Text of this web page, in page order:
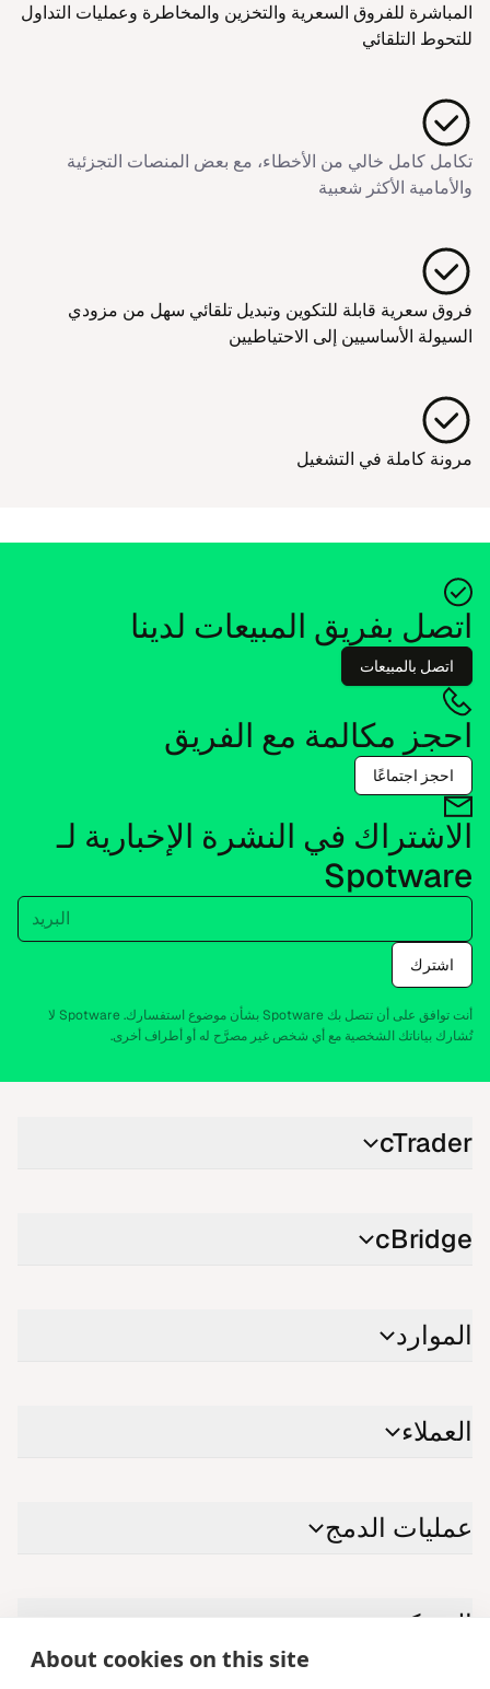
About cookies on this site
المباشرة للفروق السعرية والتخزين والمخاطرة وعمليات التداول
للتحوط التلقائي
تكامل كامل خالي من الأخطاء، مع بعض المنصات التجزئية
والأمامية الأكثر شعبية
فروق سعرية قابلة للتكوين وتبديل تلقائي سهل من مزودي
السيولة الأساسيين إلى الاحتياطيين
مرونة كاملة في التشغيل
اتصل بفريق المبيعات لدينا
اتصل بالمبيعات
احجز مكالمة مع الفريق
احجز اجتماعًا
الاشتراك في النشرة الإخبارية لـ
Spotware
البريد
اشترك
أنت توافق على أن تتصل بك Spotware بشأن موضوع استفسارك. Spotware لا
تُشارك بياناتك الشخصية مع أي شخص غير مصرَّح له أو أطراف أخرى.
cTrader
cBridge
الموارد
العملاء
عمليات الدمج
الشركة